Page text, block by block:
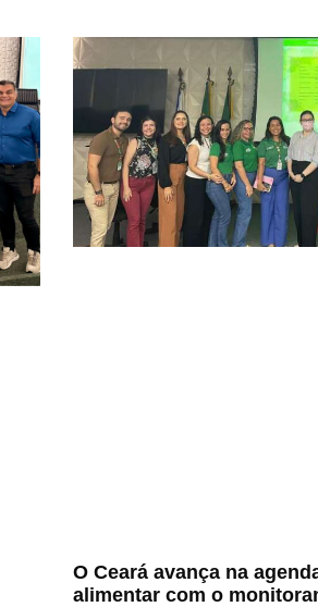
O Ceará avança na
alimentar com o